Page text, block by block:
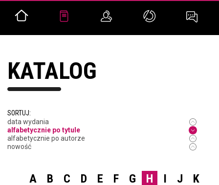
KATALOG
SORTUJ:
data wydania
alfabetycznie po tytule
alfabetycznie po autorze
nowość
A B C D E F G H I J
K